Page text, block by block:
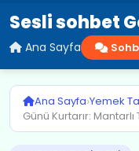
Sesli sohbet
Ana Sayfa
Ana Sayfa›Yemek
Günü Kurtarır: